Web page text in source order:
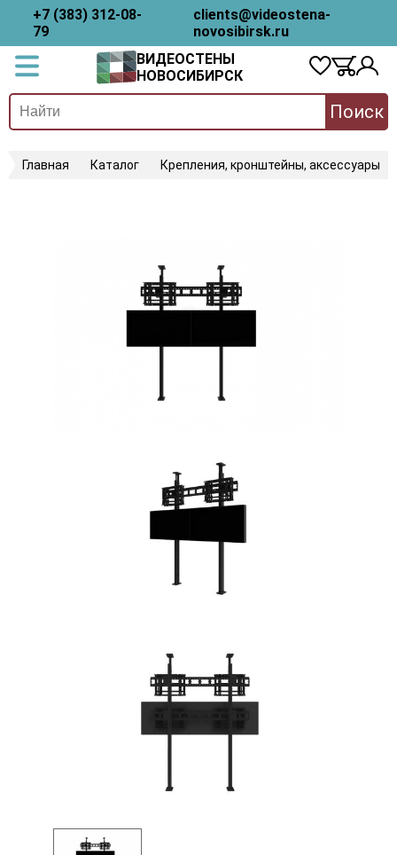
+7 (383) 312-08-
79
clients@videostena-
novosibirsk.ru
ВИДЕОСТЕНЫ
НОВОСИБИРСК
Поиск
Главная Каталог Крепления, кронштейны, аксессуары